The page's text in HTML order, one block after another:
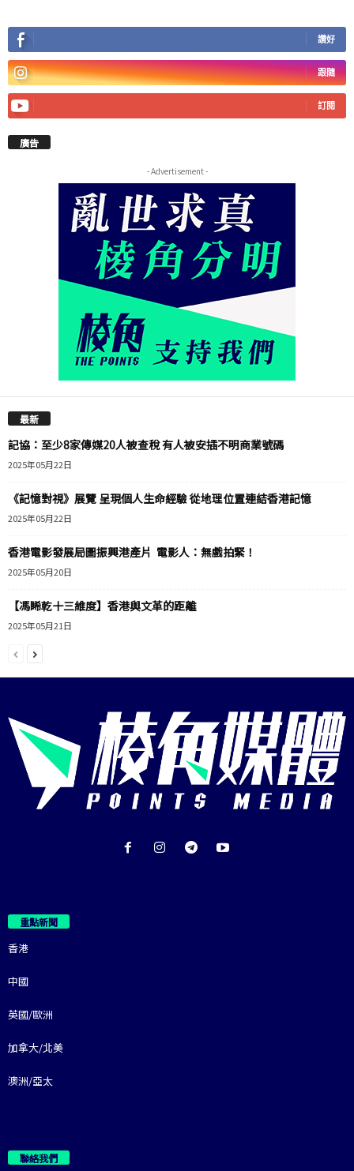
讚好
跟隨
訂閱
廣告
- Advertisement -
最新
記協：至少8家傳媒20人被查稅 有人被安插不明商業號碼
2025年05月22日
《記憶對視》展覽 呈現個人生命經驗 從地理位置連結香港記憶
2025年05月22日
香港電影發展局圖振興港產片 電影人：無戲拍緊！
2025年05月20日
【馮睎乾十三維度】香港與文革的距離
2025年05月21日
重點新聞
香港
中國
英國/歐洲
加拿大/北美
澳洲/亞太
聯絡我們